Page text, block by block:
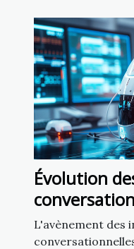
Évolution
sur la
L'avènement des